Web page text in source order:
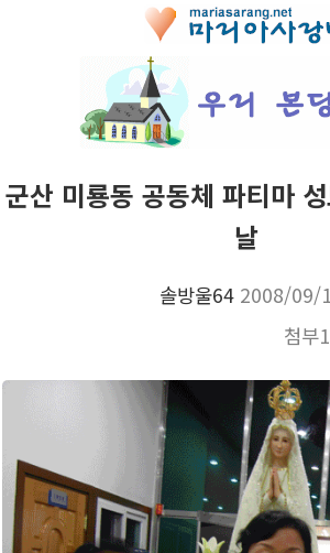
군산 미룡동 공동체 파티마
날
솔방울64 2008/09/
첨부